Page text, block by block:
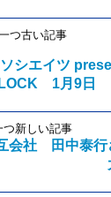
つ古い記事
シエイツ
1月9日
つ新しい記事
会社 田中泰行